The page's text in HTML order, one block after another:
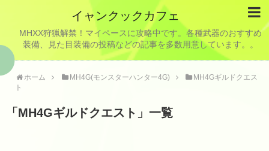
イャンクックカフェ
MHXX狩猟解禁！マイペースに攻略中です。各種武器のおすすめ
装備、見た目装備の投稿などの記事を多数用意しています。。
ホーム MH4G(モンスターハンター4G)
MH4Gギルドクエス
ト
「 MH4Gギルドクエスト 」 一覧